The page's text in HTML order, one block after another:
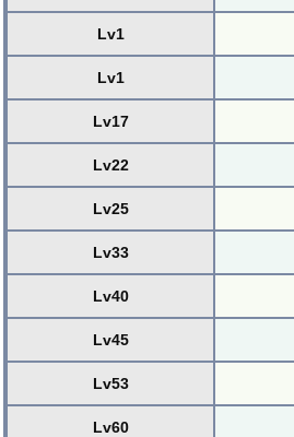
Lv1
Lv1
Lv17
Lv22
Lv25
Lv33
Lv40
Lv45
Lv53
Lv60